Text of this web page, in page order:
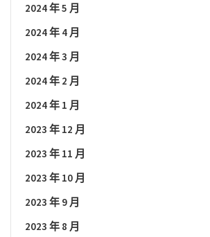
2024 年 5 月
2024 年 4 月
2024 年 3 月
2024 年 2 月
2024 年 1 月
2023 年 12 月
2023 年 11 月
2023 年 10 月
2023 年 9 月
2023 年 8 月